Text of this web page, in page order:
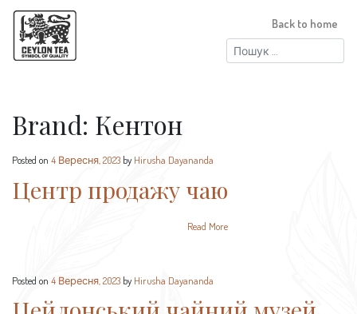
Пошук:
Back to home
Brand: Кентон
Posted on 4 Вересня, 2023 byHirusha Dayananda
Центр продажу чаю
Read More
Posted on 4 Вересня, 2023 by Hirusha Dayananda